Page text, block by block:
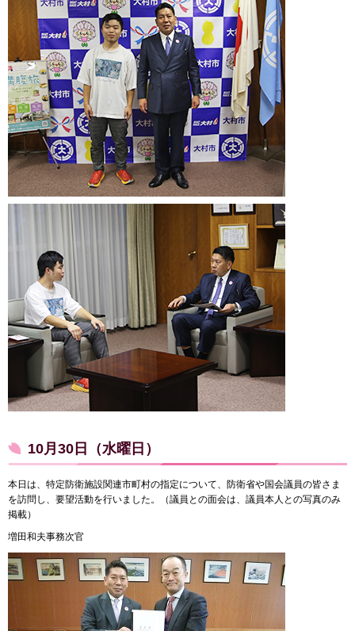
10月30日（水曜日）
本日は、特定防衛施設関連市町村の指定について、防衛省や国会議員の皆さま
を訪問し、要望活動を行いました。（議員との面会は、議員本人との写真のみ
掲載）
増田和夫事務次官